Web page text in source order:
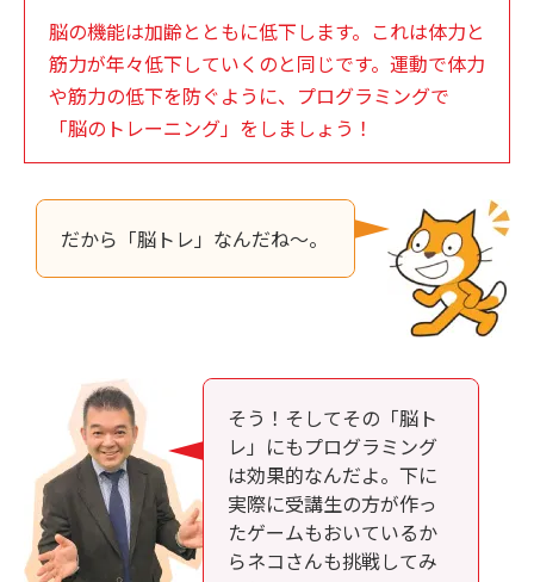
脳の機能は加齢とともに低下します。これは体力と
筋力が年々低下していくのと同じです。運動で体力
や筋力の低下を防ぐように、プログラミングで
「脳のトレーニング」をしましょう！
だから「脳トレ」なんだね～。
そう！そしてその「脳ト
レ」にもプログラミング
は効果的なんだよ。下に
実際に受講生の方が作っ
たゲームもおいているか
らネコさんも挑戦してみ